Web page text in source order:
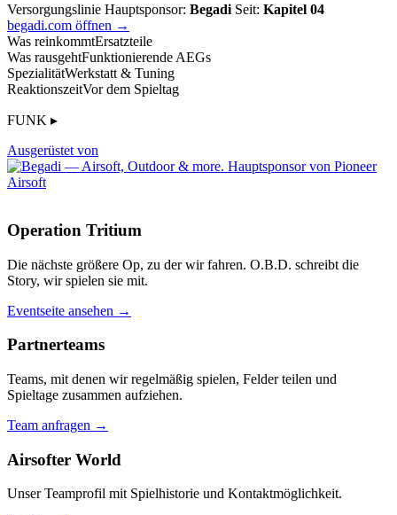
Versorgungslinie Hauptsponsor: Begadi Seit: Kapitel 04
begadi.com öffnen →
Was reinkommtErsatzteile
Was rausgehtFunktionierende AEGs
SpezialitätWerkstatt & Tuning
ReaktionszeitVor dem Spieltag
FUNK ▸
Ausgerüstet von
Operation Tritium
Die nächste größere Op, zu der wir fahren. O.B.D. schreibt die
Story, wir spielen sie mit.
Eventseite ansehen →
Partnerteams
Teams, mit denen wir regelmäßig spielen, Felder teilen und
Spieltage zusammen aufziehen.
Team anfragen →
Airsofter World
Unser Teamprofil mit Spielhistorie und Kontaktmöglichkeit.